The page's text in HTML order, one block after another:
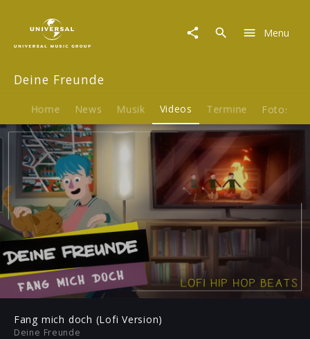
Video
Fang
(Lofi
Version)
Menu
Deine Freunde
Home News Musik Videos Termine Fotos
Play
-03:43
Play
Fang mich doch (Lofi Version)
Deine Freunde